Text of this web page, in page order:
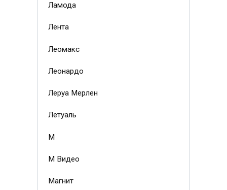
Ламода
Лента
Леомакс
Леонардо
Леруа Мерлен
Летуаль
М
М Видео
Магнит